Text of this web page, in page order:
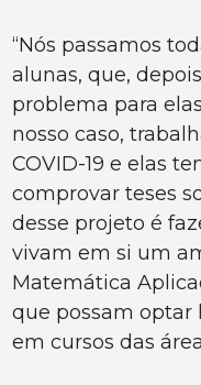
“Nós passamos
alunas, que,
problema para
nosso caso,
COVID-19 e elas
comprovar teses
desse projeto é
vivam em si um
Matemática
que possam optar
em cursos das